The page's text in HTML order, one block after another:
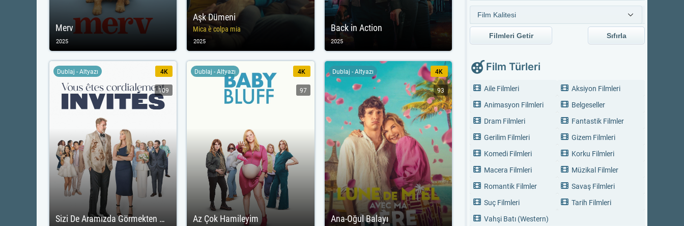
Merv
2025
Aşk Dümeni
Mica è colpa mia
2025
Back in Action
2025
Sizi De Aramızda Görmekten Mutluluk Duyarız
Dublaj - Altyazı 4K
109
Az Çok Hamileyim
Dublaj - Altyazı 4K
97
Ana-Oğul Balayı
Dublaj - Altyazı 4K
93
Filmleri Getir Sıfırla
Film Türleri
Aile Filmleri
Aksiyon Filmleri
Animasyon Filmleri
Belgeseller
Dram Filmleri
Fantastik Filmler
Gerilim Filmleri
Gizem Filmleri
Komedi Filmleri
Korku Filmleri
Macera Filmleri
Müzikal Filmler
Romantik Filmler
Savaş Filmleri
Suç Filmleri
Tarih Filmleri
Vahşi Batı (Western)